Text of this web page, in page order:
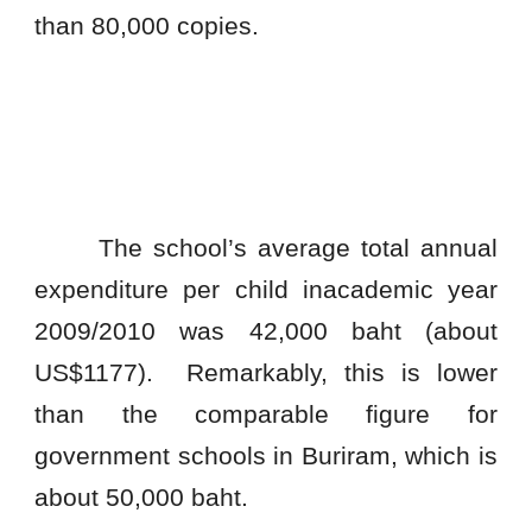
than 80,000 copies.
The school’s average total annual
expenditure per child inacademic year
2009/2010 was 42,000 baht (about
US$1177). Remarkably, this is lower
than the comparable figure for
government schools in Buriram, which is
about 50,000 baht.